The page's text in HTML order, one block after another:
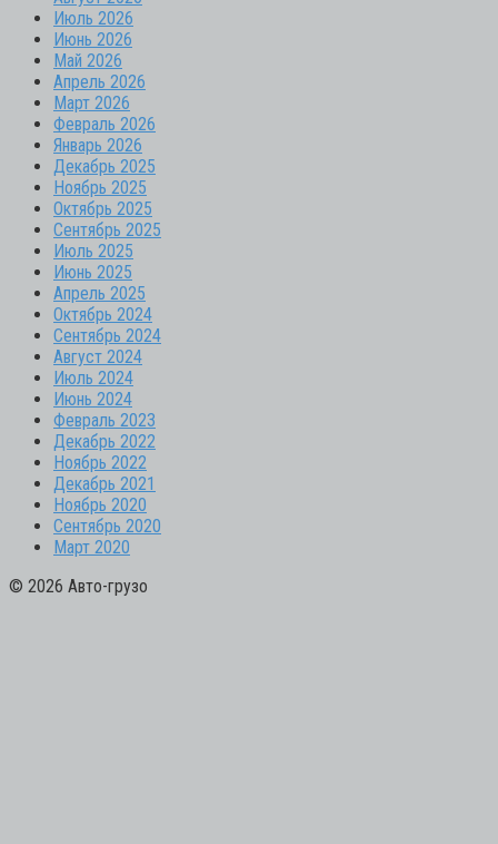
Июль 2026
Июнь 2026
Май 2026
Апрель 2026
Март 2026
Февраль 2026
Январь 2026
Декабрь 2025
Ноябрь 2025
Октябрь 2025
Сентябрь 2025
Июль 2025
Июнь 2025
Апрель 2025
Октябрь 2024
Сентябрь 2024
Август 2024
Июль 2024
Июнь 2024
Февраль 2023
Декабрь 2022
Ноябрь 2022
Декабрь 2021
Ноябрь 2020
Сентябрь 2020
Март 2020
© 2026 Авто-грузо